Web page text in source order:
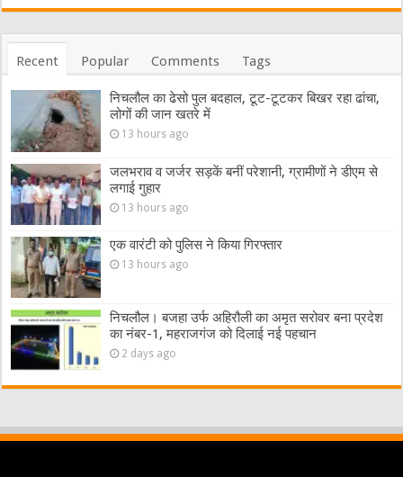
Recent Popular Comments Tags
निचलौल का ढेसो पुल बदहाल, टूट-टूटकर बिखर रहा ढांचा,
लोगों की जान खतरे में
13 hours ago
जलभराव व जर्जर सड़कें बनीं परेशानी, ग्रामीणों ने डीएम से
लगाई गुहार
13 hours ago
एक वारंटी को पुलिस ने किया गिरफ्तार
13 hours ago
निचलौल। बजहा उर्फ अहिरौली का अमृत सरोवर बना प्रदेश
का नंबर-1, महराजगंज को दिलाई नई पहचान
2 days ago